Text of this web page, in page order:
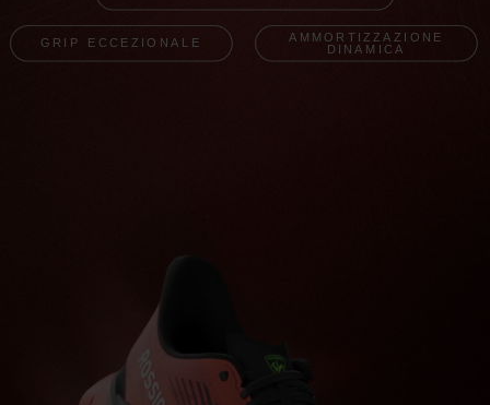
GRIP ECCEZIONALE AMMORTIZZAZIONE
DINAMICA